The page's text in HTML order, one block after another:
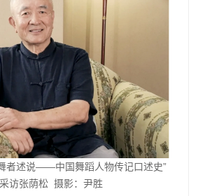
者述说——中国舞蹈人物传记口述史”
访张荫松 摄影：尹胜